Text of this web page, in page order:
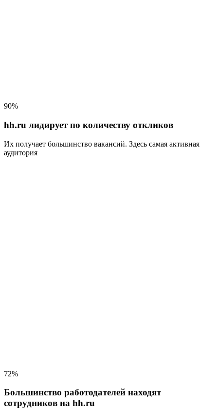
90%
hh.ru лидирует по количеству откликов
Их получает большинство вакансий. Здесь самая активная
аудитория
72%
Большинство работодателей находят
сотрудников на hh.ru